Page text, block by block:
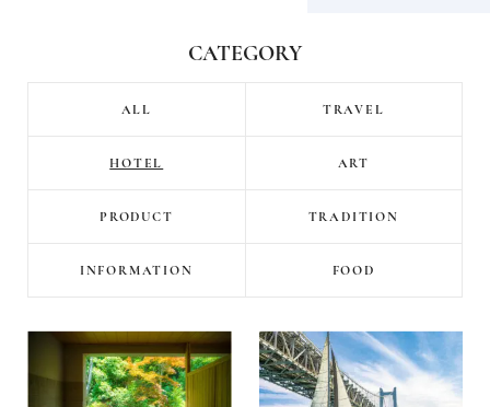
CATEGORY
ALL TRAVEL
HOTEL ART
PRODUCT TRADITION
INFORMATION FOOD